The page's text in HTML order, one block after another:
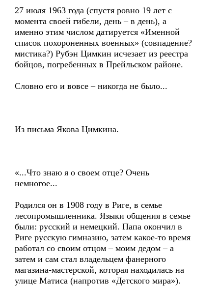
27 июля 1963 года (спустя ровно 19 лет с
момента своей гибели, день – в день), а
именно этим числом датируется «Именной
список похороненных военных» (совпадение?
мистика?) Рубэн Цимкин исчезает из реестра
бойцов, погребенных в Прейльском районе.
Словно его и вовсе – никогда не было...
Из письма Якова Цимкина.
«...Что знаю я о своем отце? Очень
немногое...
Родился он в 1908 году в Риге, в семье
лесопромышленника. Языки общения в семье
были: русский и немецкий. Папа окончил в
Риге русскую гимназию, затем какое-то время
работал со своим отцом – моим дедом – а
затем и сам стал владельцем фанерного
магазина-мастерской, которая находилась на
улице Матиса (напротив «Детского мира»).